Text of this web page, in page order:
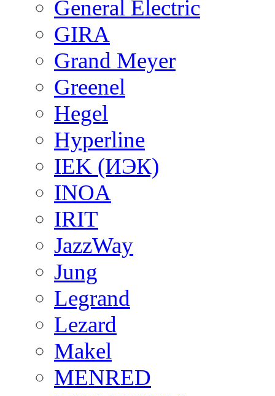
General Electric
GIRA
Grand Meyer
Greenel
Hegel
Hyperline
IEK (ИЭК)
INOA
IRIT
JazzWay
Jung
Legrand
Lezard
Makel
MENRED